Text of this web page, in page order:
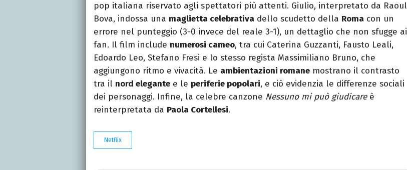
pop italiana riservato agli spettatori più attenti. Giulio, interpretato da Raoul
Bova, indossa una maglietta celebrativa dello scudetto della Roma con un
errore nel punteggio (3-0 invece del reale 3-1), un dettaglio che non sfugge ai
fan. Il film include numerosi cameo, tra cui Caterina Guzzanti, Fausto Leali,
Edoardo Leo, Stefano Fresi e lo stesso regista Massimiliano Bruno, che
aggiungono ritmo e vivacità. Le ambientazioni romane mostrano il contrasto
tra il nord elegante e le periferie popolari, e ciò evidenzia le differenze sociali
dei personaggi. Infine, la celebre canzone Nessuno mi può giudicareè
reinterpretata da Paola Cortellesi.
Netflix